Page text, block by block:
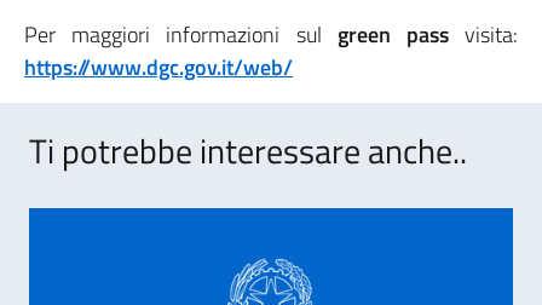
Per maggiori informazioni sul green passvisita:
https://www.dgc.gov.it/web/
Ti potrebbe interessare anche..